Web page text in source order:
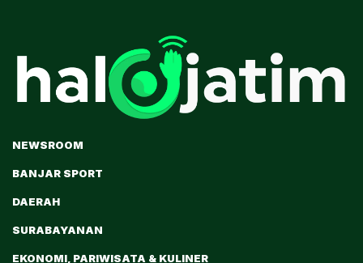
NEWSROOM
BANJAR SPORT
DAERAH
SURABAYANAN
EKONOMI, PARIWISATA & KULINER